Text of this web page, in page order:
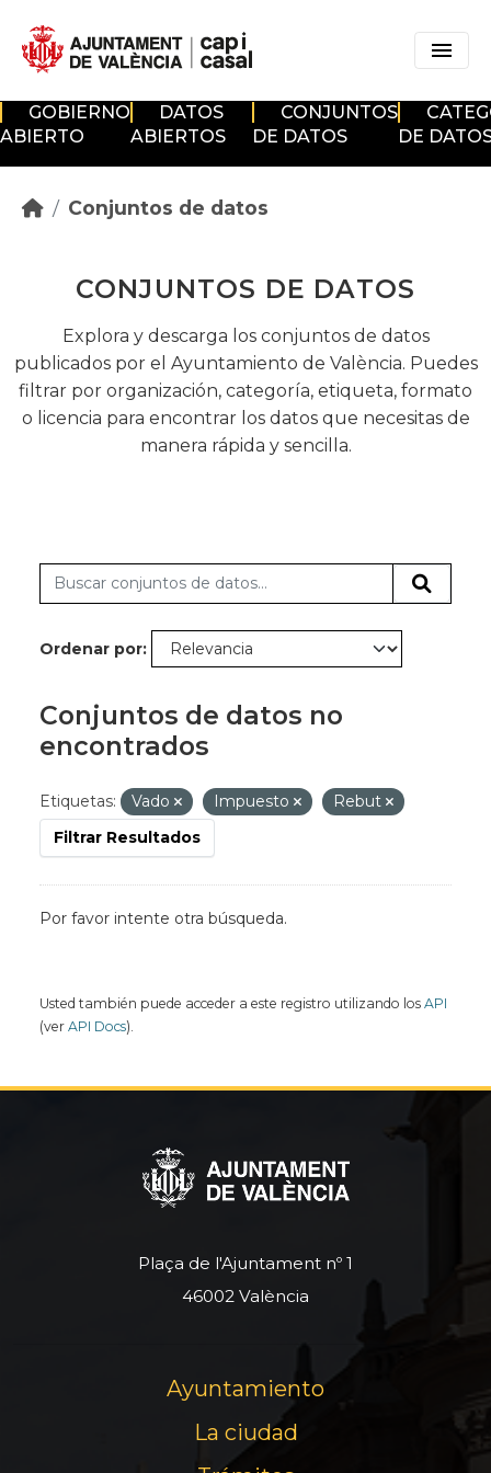
GOBIERNO
ABIERTO
DATOS
ABIERTOS
CONJUNTOS
DE DATOS
DE
Conjuntos de datos
CONJUNTOS DE DATOS
Explora y descarga los conjuntos de datos
publicados por el Ayuntamiento de València. Puedes
filtrar por organización, categoría, etiqueta, formato
o licencia para encontrar los datos que necesitas de
manera rápida y sencilla.
Ordenar por
Conjuntos de datos no
encontrados
Etiquetas: Vado Impuesto
Rebut
Filtrar Resultados
Por favor intente otra búsqueda.
Usted también puede acceder a este registro utilizando los API
(ver API Docs).
Plaça de l'Ajuntament nº 1
46002 València
Ayuntamiento
La ciudad